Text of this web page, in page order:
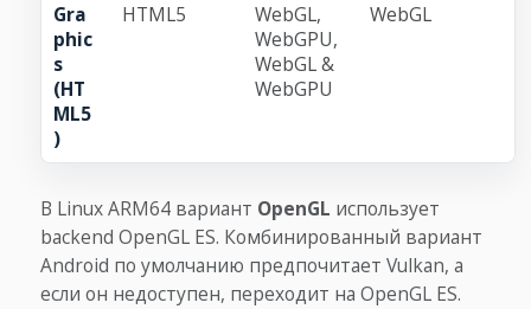
Gra
phic
s
(HT
ML5
)
HTML5
WebGL,
WebGPU,
WebGL &
WebGPU
WebGL
В Linux ARM64 вариант OpenGL использует
backend OpenGL ES. Комбинированный вариант
Android по умолчанию предпочитает Vulkan, а
если он недоступен, переходит на OpenGL ES.